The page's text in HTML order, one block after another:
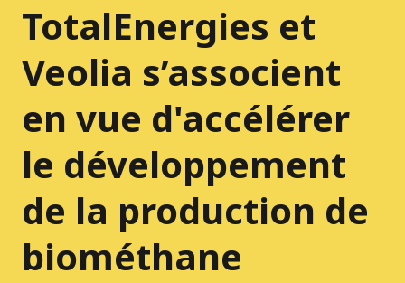
TotalEnergies et
Veolia s’associent
en vue d'accélérer
le développement
de la production de
biométhane